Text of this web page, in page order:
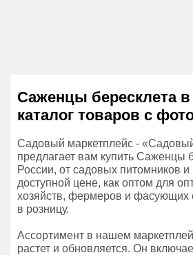
Саженцы бересклета
каталог товаров с
Садовый маркетплейс -
предлагает вам купить Саженцы
России, от садовых питомников и
доступной цене, как оптом для
хозяйств, фермеров и фасующих
в розницу.
Ассортимент в нашем
растет и обновляется. Он